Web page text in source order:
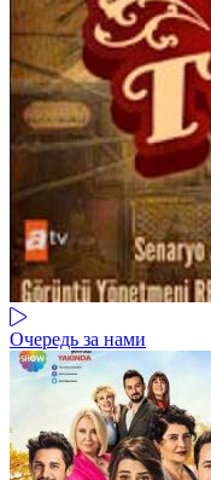
Очередь за нами